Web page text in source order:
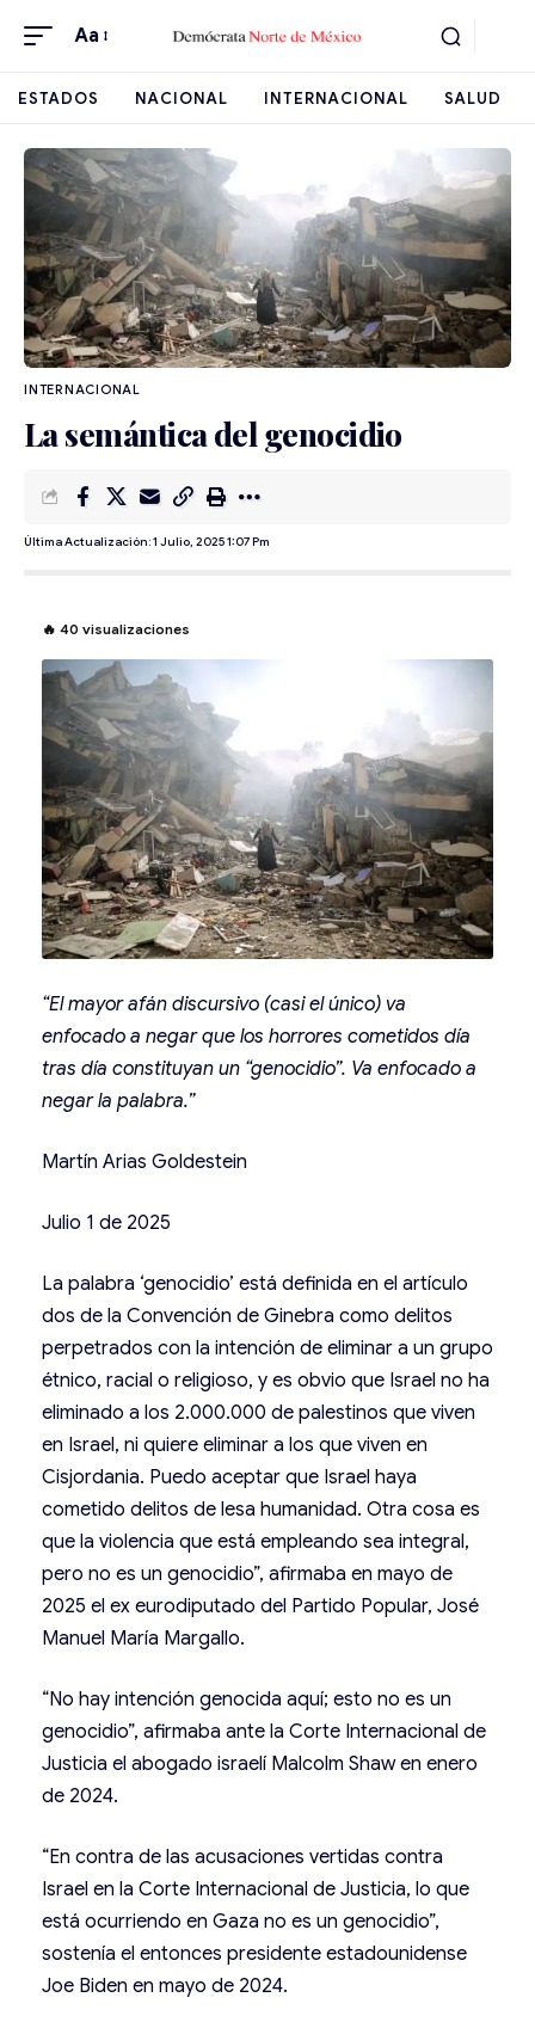
Aa
ESTADOS NACIONAL INTERNACIONAL SALUD
INTERNACIONAL
La semántica del genocidio
Última Actualización: 1 Julio, 2025 1:07 Pm
🔥 40 visualizaciones
“El mayor afán discursivo (casi el único) va
enfocado a negar que los horrores cometidos día
tras día constituyan un “genocidio”. Va enfocado a
negar la palabra.”
Martín Arias Goldestein
Julio 1 de 2025
La palabra ‘genocidio’ está definida en el artículo
dos de la Convención de Ginebra como delitos
perpetrados con la intención de eliminar a un grupo
étnico, racial o religioso, y es obvio que Israel no ha
eliminado a los 2.000.000 de palestinos que viven
en Israel, ni quiere eliminar a los que viven en
Cisjordania. Puedo aceptar que Israel haya
cometido delitos de lesa humanidad. Otra cosa es
que la violencia que está empleando sea integral,
pero no es un genocidio”, afirmaba en mayo de
2025 el ex eurodiputado del Partido Popular, José
Manuel María Margallo.
“No hay intención genocida aquí; esto no es un
genocidio”, afirmaba ante la Corte Internacional de
Justicia el abogado israelí Malcolm Shaw en enero
de 2024.
“En contra de las acusaciones vertidas contra
Israel en la Corte Internacional de Justicia, lo que
está ocurriendo en Gaza no es un genocidio”,
sostenía el entonces presidente estadounidense
Joe Biden en mayo de 2024.